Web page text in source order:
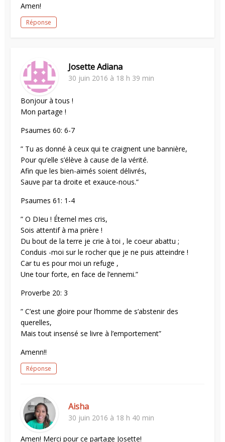
Amen!
Réponse
Josette Adiana
30 juin 2016 à 18 h 39 min
Bonjour à tous !
Mon partage !
Psaumes 60: 6-7
” Tu as donné à ceux qui te craignent une bannière,
Pour qu’elle s’élève à cause de la vérité.
Afin que les bien-aimés soient délivrés,
Sauve par ta droite et exauce-nous.”
Psaumes 61: 1-4
” O DIeu ! Éternel mes cris,
Sois attentif à ma prière !
Du bout de la terre je crie à toi , le coeur abattu ;
Conduis -moi sur le rocher que je ne puis atteindre !
Car tu es pour moi un refuge ,
Une tour forte, en face de l’ennemi.”
Proverbe 20: 3
” C’est une gloire pour l’homme de s’abstenir des
querelles,
Mais tout insensé se livre à l’emportement”
Amenn!!
Réponse
Aisha
30 juin 2016 à 18 h 40 min
Amen! Merci pour ce partage Josette!